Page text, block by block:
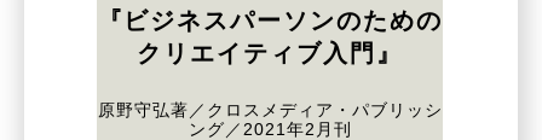
『ビジネスパーソンのための
クリエイティブ入門』
原野守弘著／クロスメディア・パブリッシ
ング／2021年2月刊